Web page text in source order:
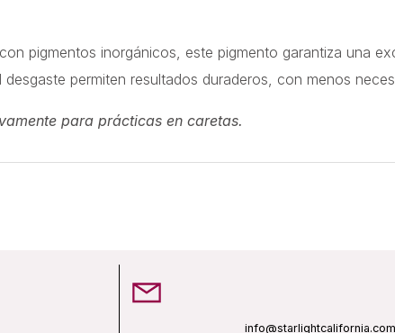
pigmentos inorgánicos, este pigmento garantiza una
permiten resultados duraderos, con menos
para prácticas en caretas.
info@starlightcalifornia.com